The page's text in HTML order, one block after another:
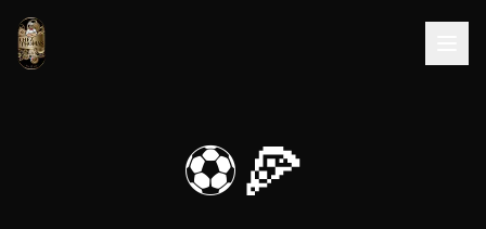
Aller au contenu
⚽🍕